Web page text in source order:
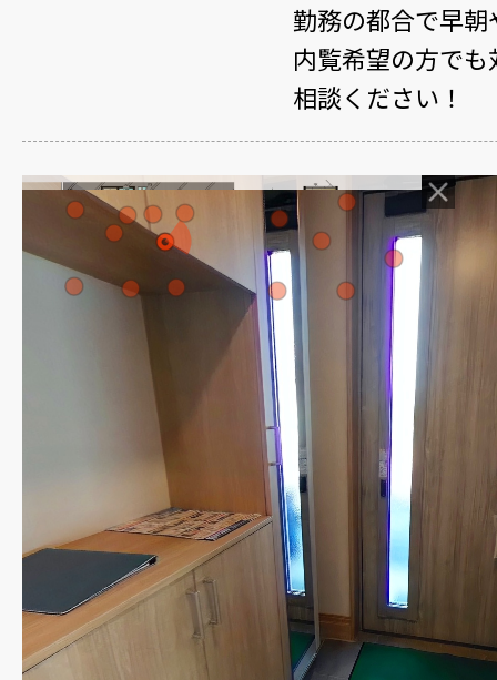
勤務の都合で早
内覧希望の方で
相談ください！